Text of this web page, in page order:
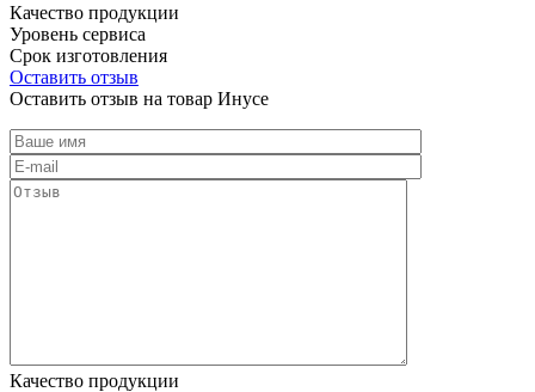
Качество продукции
Уровень сервиса
Срок изготовления
Оставить отзыв
Оставить отзыв на товар Инусе
Качество продукции